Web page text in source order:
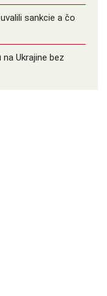
sankcie a čo
Ukrajine bez